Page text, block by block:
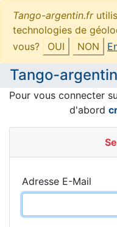
Tango-argentin.fr
technologies de
vous?
OUI NON
Tango-
Pour vous connecter
d'abord
Adresse E-Mail